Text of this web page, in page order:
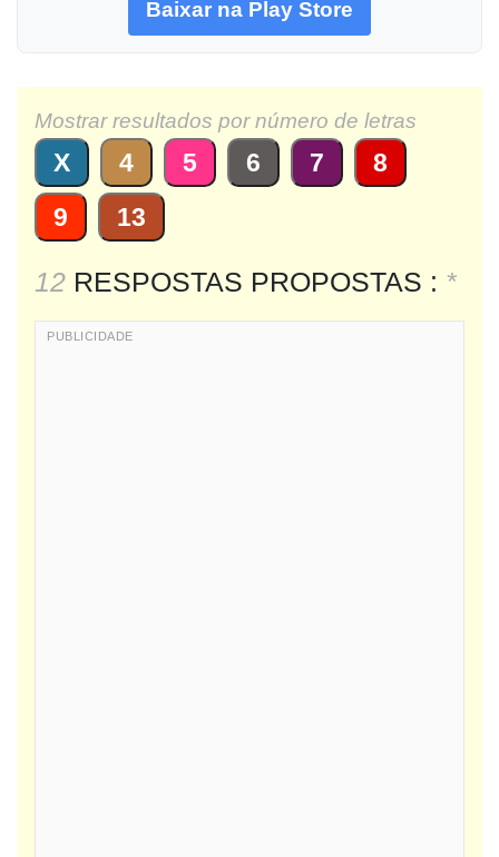
Baixar na Play Store
Mostrar resultados por número de letras
X 4 5 6 7
8
9
13
12 RESPOSTAS PROPOSTAS : *